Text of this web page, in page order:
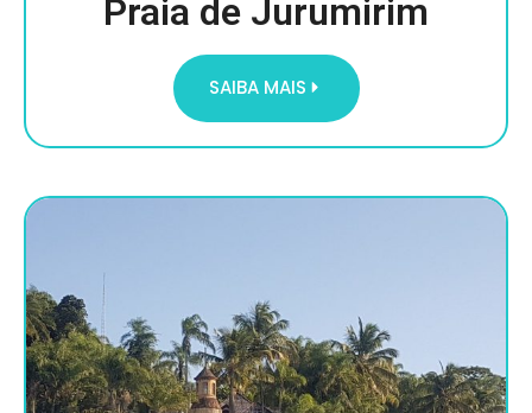
Praia de Jurumirim
SAIBA MAIS